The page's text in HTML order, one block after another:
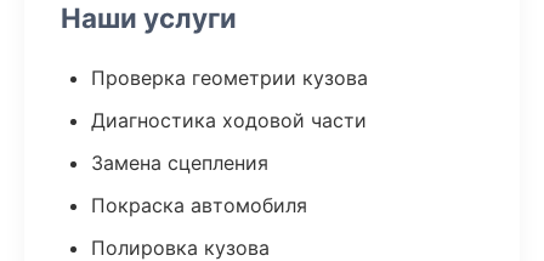
Наши услуги
Проверка геометрии кузова
Диагностика ходовой части
Замена сцепления
Покраска автомобиля
Полировка кузова